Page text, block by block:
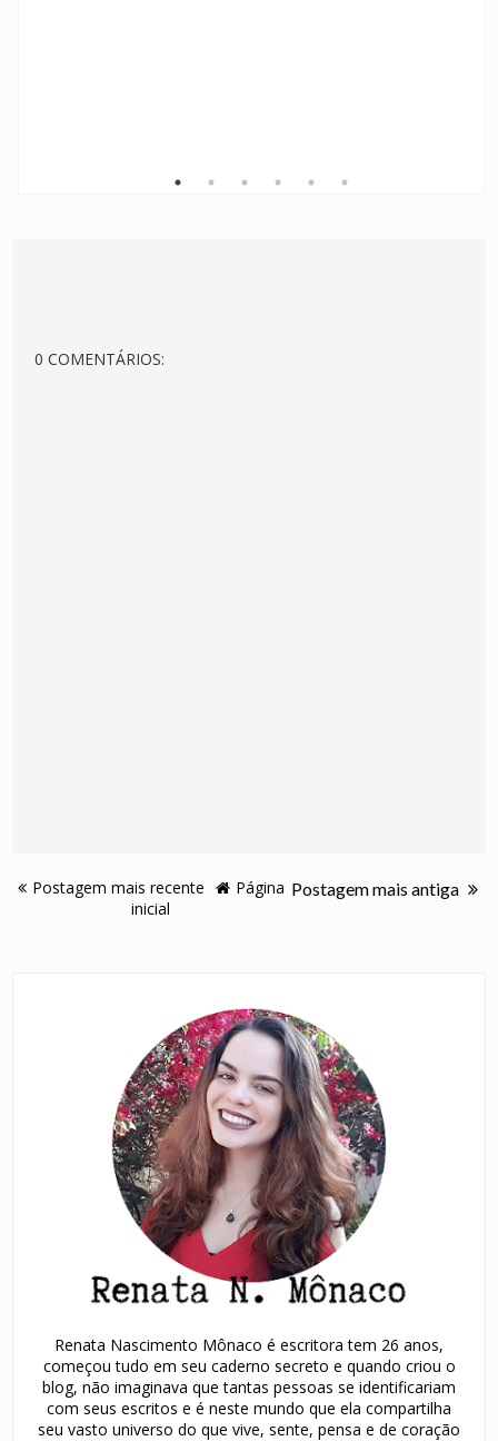
0 COMENTÁRIOS:
Postagem mais recente Postagem mais antiga
Página
inicial
Renata Nascimento Mônaco é escritora tem 26 anos,
começou tudo em seu caderno secreto e quando criou o
blog, não imaginava que tantas pessoas se identificariam
com seus escritos e é neste mundo que ela compartilha
seu vasto universo do que vive, sente, pensa e de coração